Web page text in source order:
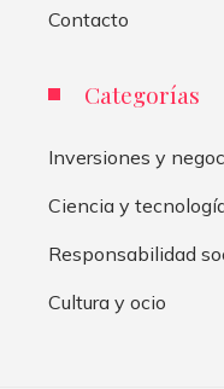
Contacto
Categorías
Inversiones y
Ciencia y
Responsabilidad
Cultura y ocio